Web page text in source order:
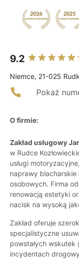
9.2
Niemce, 21-025
Pokaż
O firmie:
Zakład usługowy
w Rudce
usługi
naprawy
osobowych. Firma
renowacją estetyki
nacisk na wysoką
Zakład oferuje
specjalistyczne
powstałych
incydentach